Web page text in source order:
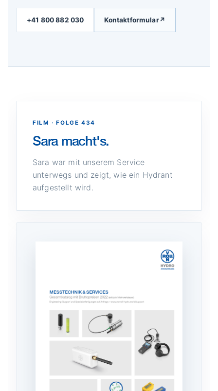
+41 800 882 030 Kontaktformular↗
FILM · FOLGE 434
Sara macht's.
Sara war mit unserem Service
unterwegs und zeigt, wie ein Hydrant
aufgestellt wird.